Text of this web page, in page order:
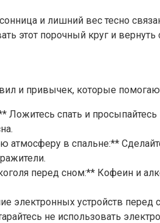
и лишний вес тесно
этот порочный круг и
и привычек, которые
Ложитесь спать и
атмосферу в спальне:**
перед сном:** Кофеин и
электронных устройств
не использовать